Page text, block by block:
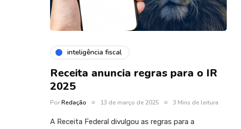
inteligência fiscal
Receita anuncia regras para o IR
2025
PorRedação 13 de março de 2025 3 Mins de leitura
A Receita Federal divulgou as regras para a